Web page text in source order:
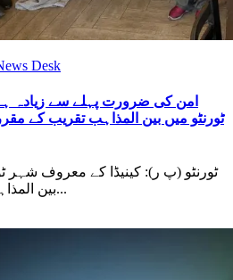
Desk
امن کی ضرورت پہلے سے زیادہ
ٹورنٹو میں بین المذاہب تقریب کے
ٹورنٹو (پ ر): کینیڈا کے معروف شہر
بین المذاہب تقریب کے مقررین...